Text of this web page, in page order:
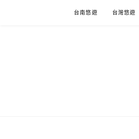
台南悠遊 台灣悠遊